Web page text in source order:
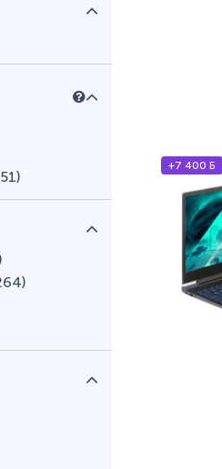
51)
)
+7 400 Б